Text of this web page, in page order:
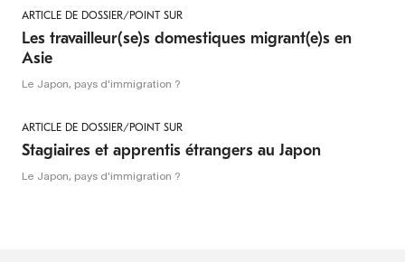
ARTICLE DE DOSSIER/POINT SUR
Les travailleur(se)s domestiques migrant(e)s en
Asie
Le Japon, pays d'immigration ?
ARTICLE DE DOSSIER/POINT SUR
Stagiaires et apprentis étrangers au Japon
Le Japon, pays d'immigration ?